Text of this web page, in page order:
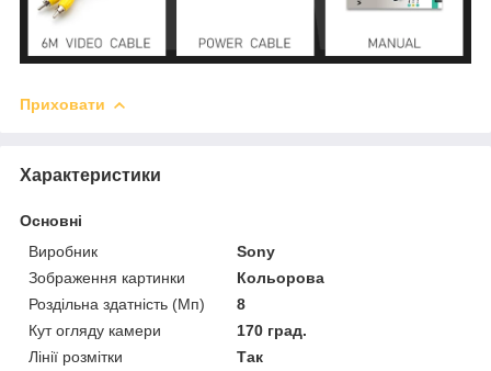
Приховати
Характеристики
Основні
Виробник
Sony
Зображення картинки
Кольорова
Роздільна здатність (Мп)
8
Кут огляду камери
170 град.
Лінії розмітки
Так